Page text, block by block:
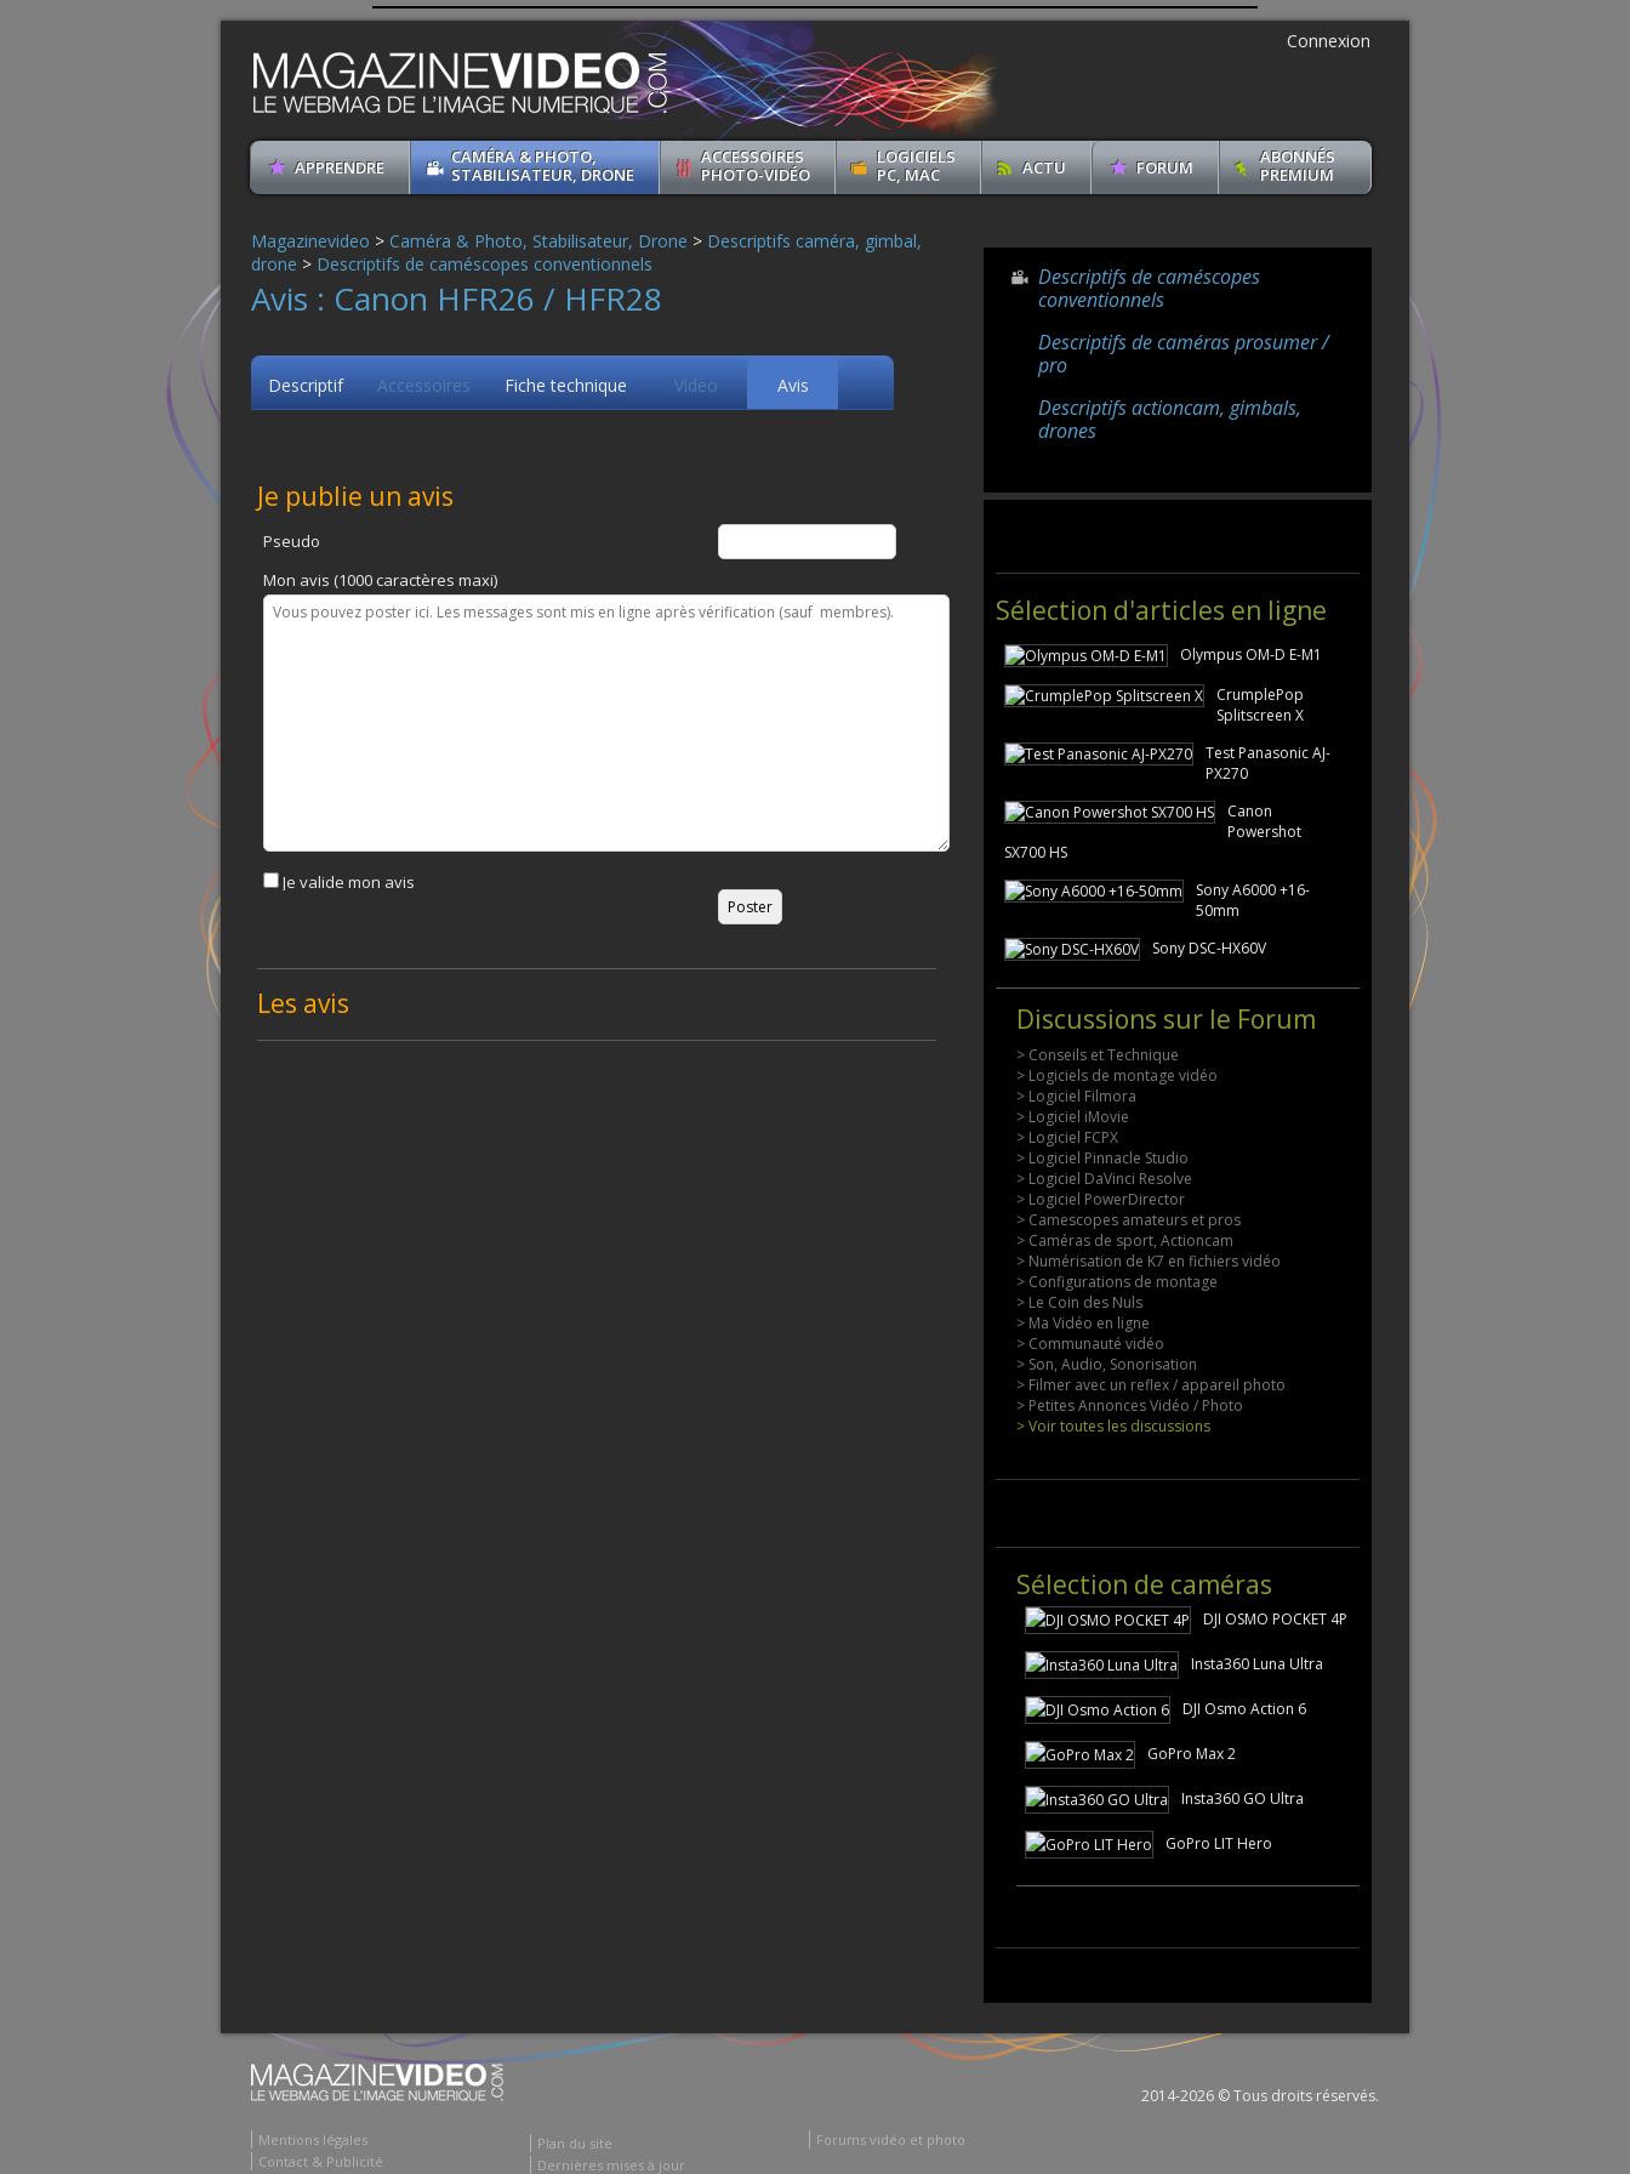
Connexion
APPRENDRE
CAMÉRA & PHOTO,
STABILISATEUR, DRONE
ACCESSOIRES
PHOTO-VIDÉO
LOGICIELS
PC, MAC
ACTU FORUM
ABONNÉS
PREMIUM
Magazinevideo > Caméra & Photo, Stabilisateur, Drone > Descriptifs caméra, gimbal,
drone > Descriptifs de caméscopes conventionnels
Avis : Canon HFR26 / HFR28
Descriptif Accessoires Fiche technique Video Avis
Je publie un avis
Pseudo
Mon avis (1000 caractères maxi)
Je valide mon avis
Les avis
Descriptifs de caméscopes
conventionnels
Descriptifs de caméras prosumer /
pro
Descriptifs actioncam, gimbals,
drones
Sélection d'articles en ligne
Olympus OM-D E-M1
CrumplePop
Splitscreen X
Test Panasonic AJ-
PX270
Canon
Powershot
SX700 HS
Sony A6000 +16-
50mm
Sony DSC-HX60V
Discussions sur le Forum
> Conseils et Technique
> Logiciels de montage vidéo
> Logiciel Filmora
> Logiciel iMovie
> Logiciel FCPX
> Logiciel Pinnacle Studio
> Logiciel DaVinci Resolve
> Logiciel PowerDirector
> Camescopes amateurs et pros
> Caméras de sport, Actioncam
> Numérisation de K7 en fichiers vidéo
> Configurations de montage
> Le Coin des Nuls
> Ma Vidéo en ligne
> Communauté vidéo
> Son, Audio, Sonorisation
> Filmer avec un reflex / appareil photo
> Petites Annonces Vidéo / Photo
> Voir toutes les discussions
Sélection de caméras
DJI OSMO POCKET 4P
Insta360 Luna Ultra
DJI Osmo Action 6
GoPro Max 2
Insta360 GO Ultra
GoPro LIT Hero
2014-2026 © Tous droits réservés.
Mentions légales
Contact & Publicité
Plan du site
Dernières mises à jour
Forums vidéo et photo